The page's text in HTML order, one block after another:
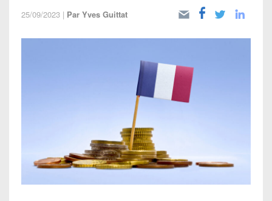
25/09/2023 | Par Yves Guittat